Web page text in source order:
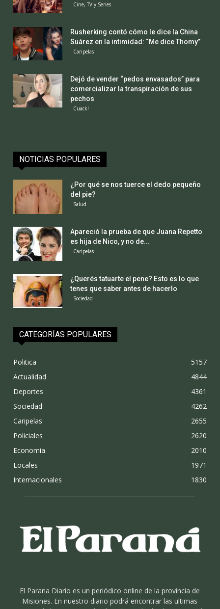
Cine, TV y Series
Rusherking contó cómo le dice la China
Suárez en la intimidad: “Me dice Thomy”
Caripelas
Dejó de vender “pedos envasados” para
comercializar la transpiración de sus
pechos
Cuack!
NOTICIAS POPULARES
¿Por qué se nos tuerce el dedo pequeño
del pie?
Salud
Apareció la prueba de que Juana Repetto
es hija de Nico, y no de...
Caripelas
¿Querés tatuarte el pene? Esto es lo que
tenes que saber antes de hacerlo
Sociedad
CATEGORÍAS POPULARES
Politica
5157
Actualidad
4844
Deportes
4361
Sociedad
4262
Caripelas
2655
Policiales
2620
Economia
2010
Locales
1971
Internacionales
1830
El Parana Diario es un periódico online de la provincia de
Misiones. En nuestro diario podrá encontrar las ultimas